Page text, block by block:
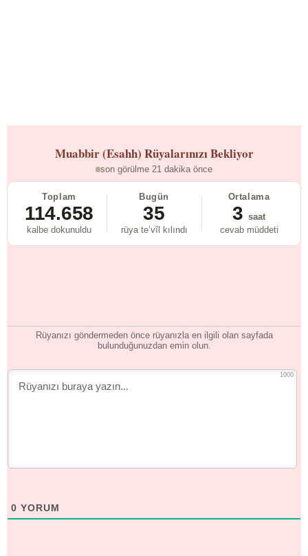
Muabbir (Esahh) Rüyalarınızı Bekliyor
son görülme 21 dakika önce
Toplam
114.658
kalbe dokunuldu
Bugün
35
rüya te’vîl kılındı
Ortalama
3 saat
cevab müddeti
Rüyanızı göndermeden önce rüyanızla en ilgili olan sayfada
bulunduğunuzdan emin olun.
1000
0 YORUM